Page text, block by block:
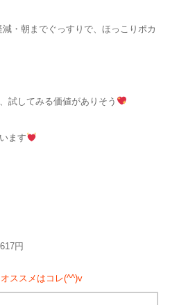
・朝までぐっすりで、ほっこりポカ
試してみる価値がありそう
ます
円
ススメはコレ(^^)v